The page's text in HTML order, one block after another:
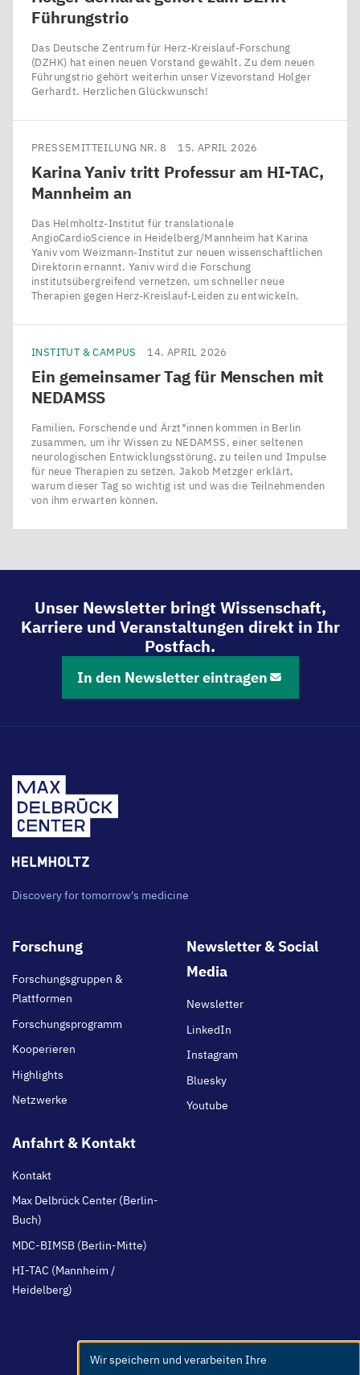
Führungstrio
Das Deutsche Zentrum für Herz-Kreislauf-Forschung
(DZHK) hat einen neuen Vorstand gewählt. Zu dem neuen
Führungstrio gehört weiterhin unser Vizevorstand Holger
Gerhardt. Herzlichen Glückwunsch!
PRESSEMITTEILUNG NR. 8 15. APRIL 2026
Karina Yaniv tritt Professur am HI-TAC,
Mannheim an
Das Helmholtz-Institut für translationale
AngioCardioScience in Heidelberg/​Mannheim hat Karina
Yaniv vom Weizmann-Institut zur neuen wissenschaftlichen
Direktorin ernannt. Yaniv wird die Forschung
institutsübergreifend vernetzen, um schneller neue
Therapien gegen Herz-Kreislauf-Leiden zu entwickeln.
INSTITUT & CAMPUS 14. APRIL 2026
Ein gemeinsamer Tag für Menschen mit
NEDAMSS
Familien, Forschende und Ärzt*innen kommen in Berlin
zusammen, um ihr Wissen zu NEDAMSS, einer seltenen
neurologischen Entwicklungsstörung, zu teilen und Impulse
für neue Therapien zu setzen. Jakob Metzger erklärt,
warum dieser Tag so wichtig ist und was die Teilnehmenden
von ihm erwarten können.
Unser Newsletter bringt Wissenschaft,
Karriere und Veranstaltungen direkt in Ihr
Postfach.
In den Newsletter eintragen
Discovery for tomorrow's medicine
Footer
Forschung
Forschungsgruppen &
Plattformen
Forschungsprogramm
Kooperieren
Highlights
Netzwerke
Newsletter & Social
Media
Newsletter
LinkedIn
Instagram
Bluesky
Youtube
Anfahrt & Kontakt
Kontakt
Max Delbrück Center (Berlin-
Buch)
MDC-BIMSB (Berlin-Mitte)
HI-TAC (Mannheim /
Heidelberg)
Use
Wir speichern und verarbeiten Ihre